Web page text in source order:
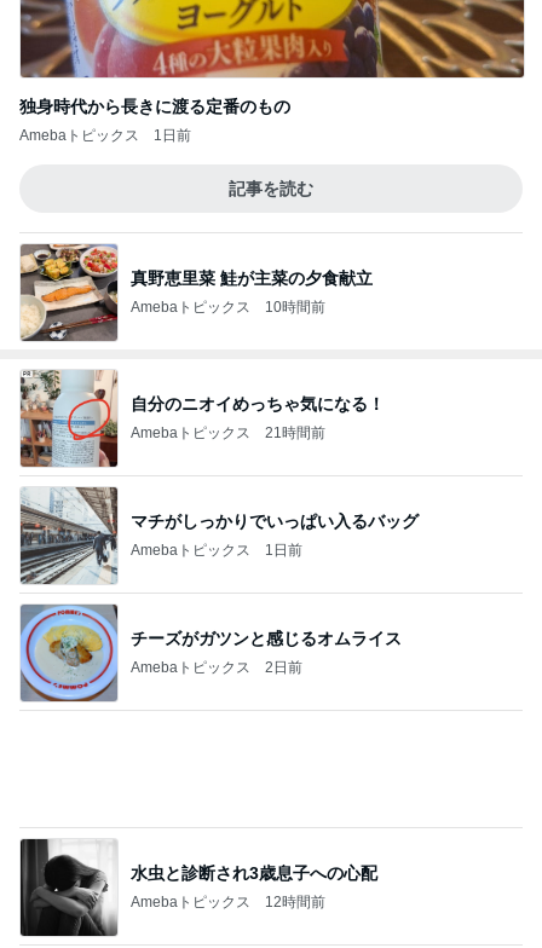
独身時代から長きに渡る定番のもの
Amebaトピックス 1日前
記事を読む
真野恵里菜 鮭が主菜の夕食献立
Amebaトピックス 10時間前
自分のニオイめっちゃ気になる！
Amebaトピックス 21時間前
マチがしっかりでいっぱい入るバッグ
Amebaトピックス 1日前
チーズがガツンと感じるオムライス
Amebaトピックス 2日前
水虫と診断され3歳息子への心配
Amebaトピックス 12時間前